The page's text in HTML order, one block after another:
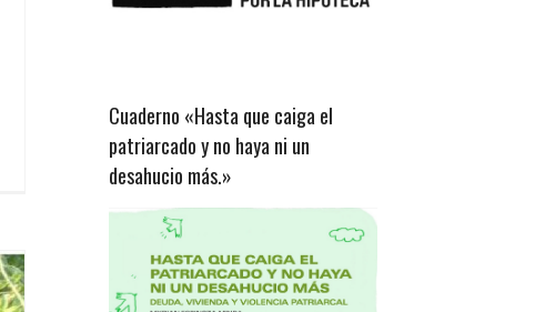
Cuaderno «Hasta que caiga el
patriarcado y no haya ni un
desahucio más.»